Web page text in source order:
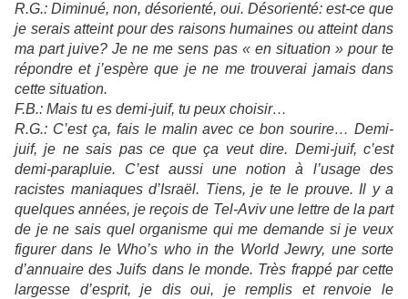
R.G.: Diminué, non, désorienté, oui. Désorienté: est-ce que
je serais atteint pour des raisons humaines ou atteint dans
ma part juive? Je ne me sens pas « en situation » pour te
répondre et j’espère que je ne me trouverai jamais dans
cette situation.
F.B.: Mais tu es demi-juif, tu peux choisir…
R.G.: C’est ça, fais le malin avec ce bon sourire… Demi-
juif, je ne sais pas ce que ça veut dire. Demi-juif, c’est
demi-parapluie. C’est aussi une notion à l’usage des
racistes maniaques d’Israël. Tiens, je te le prouve. Il y a
quelques années, je reçois de Tel-Aviv une lettre de la part
de je ne sais quel organisme qui me demande si je veux
figurer dans le Who’s who in the World Jewry, une sorte
d’annuaire des Juifs dans le monde. Très frappé par cette
largesse d’esprit, je dis oui, je remplis et renvoie le